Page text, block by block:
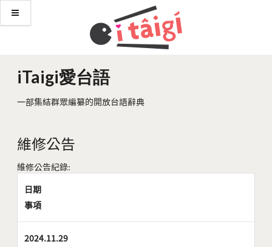
iTaigi愛台語
一部集結群眾編纂的開放台語辭典
維修公告
維修公告紀錄:
日期
事項
2024.11.29